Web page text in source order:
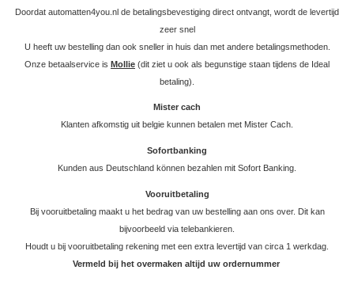
Doordat automatten4you.nl de betalingsbevestiging direct ontvangt, wordt de levertijd
zeer snel
U heeft uw bestelling dan ook sneller in huis dan met andere betalingsmethoden.
Onze betaalservice is Mollie (dit ziet u ook als begunstige staan tijdens de Ideal
betaling).
Mister cach
Klanten afkomstig uit belgie kunnen betalen met Mister Cach.
Sofortbanking
Kunden aus Deutschland können bezahlen mit Sofort Banking.
Vooruitbetaling
Bij vooruitbetaling maakt u het bedrag van uw bestelling aan ons over. Dit kan
bijvoorbeeld via telebankieren.
Houdt u bij vooruitbetaling rekening met een extra levertijd van circa 1 werkdag.
Vermeld bij het overmaken altijd uw ordernummer